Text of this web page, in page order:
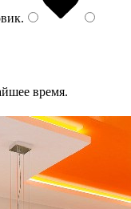
.
время.